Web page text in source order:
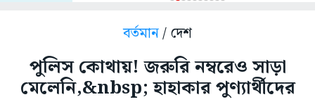
বর্তমান/ দেশ
পুলিস কোথায়! জরুরি নম্বরেও সাড়া
মেলেনি,&nbsp; হাহাকার পুণ্যার্থীদের